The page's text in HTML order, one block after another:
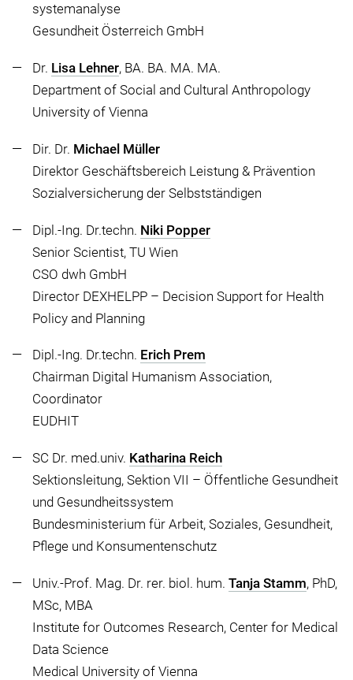
systemanalyse
Gesundheit Österreich GmbH
Dr. Lisa Lehner, BA. BA. MA. MA.
Department of Social and Cultural Anthropology
University of Vienna
Dir. Dr. Michael Müller
Direktor Geschäftsbereich Leistung & Prävention
Sozialversicherung der Selbstständigen
Dipl.-Ing. Dr.techn. Niki Popper
Senior Scientist, TU Wien
CSO dwh GmbH
Director DEXHELPP – Decision Support for Health
Policy and Planning
Dipl.-Ing. Dr.techn. Erich Prem
Chairman Digital Humanism Association,
Coordinator
EUDHIT
SC Dr. med.univ. Katharina Reich
Sektionsleitung, Sektion VII – Öffentliche Gesundheit
und Gesundheitssystem
Bundesministerium für Arbeit, Soziales, Gesundheit,
Pflege und Konsumentenschutz
Univ.-Prof. Mag. Dr. rer. biol. hum.Tanja Stamm, PhD,
MSc, MBA
Institute for Outcomes Research, Center for Medical
Data Science
Medical University of Vienna